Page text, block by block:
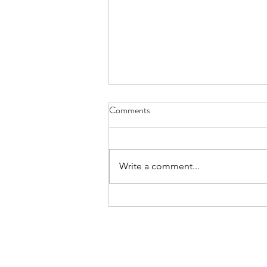
রিভার্স এজিং, একটি আয়ুর্বেদিক দৃষ্টিকোণ
অন্য একটি নিবন্ধে, আধুনিক ওষুধের ক্ষেত্রে
Comments
Write a comment...